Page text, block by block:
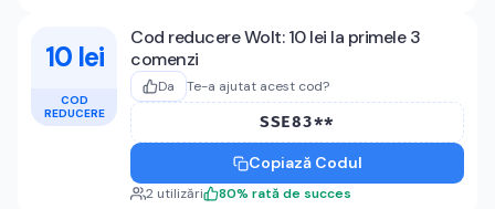
10 lei
COD
REDUCERE
Cod reducere Wolt: 10 lei la primele 3
comenzi
Da Te-a ajutat acest cod?
SSE83**
Copiază Codul
2 utilizări 80% rată de succes